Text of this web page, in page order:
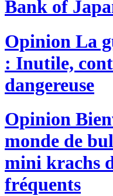
Bank of
Opinion La
: Inutile,
dangereuse
Opinion
monde de
mini krachs
fréquents